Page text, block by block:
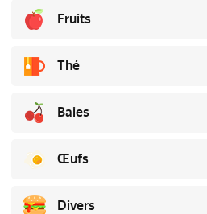
Fruits
Thé
Baies
Œufs
Divers